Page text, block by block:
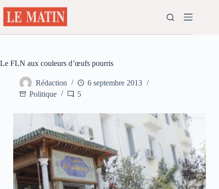
au
contenu
Le FLN aux couleurs d’œufs pourris
Rédaction
6 septembre 2013
Politique
5